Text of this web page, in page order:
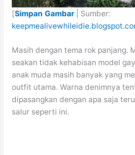
[Simpan Gambar| Sumber:
Masih dengan tema rok panjang.
seakan tidak kehabisan model
anak muda masih banyak yang
outfit utama. Warna denimnya
dipasangkan dengan apa saja
salur seperti ini.